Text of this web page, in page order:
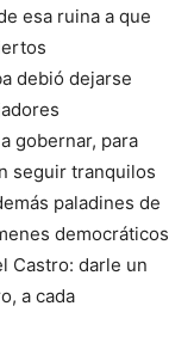
esa ruina a que
debió dejarse
gobernar, para
seguir tranquilos
paladines de
democráticos
Castro: darle un
a cada